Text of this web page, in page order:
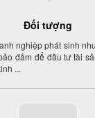
Đối tượng
nghiệp phát sinh
đảm để đầu tư tài
...